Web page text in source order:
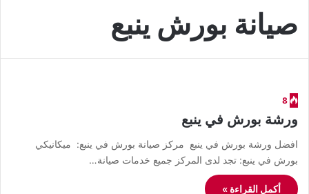
صيانة بورش ينبع
8
ورشة بورش في ينبع
افضل ورشة بورش في ينبع مركز صيانة بورش في ينبع: ميكانيكي
بورش في ينبع: تجد لدى المركز جميع خدمات صيانة…
أكمل القراءة »